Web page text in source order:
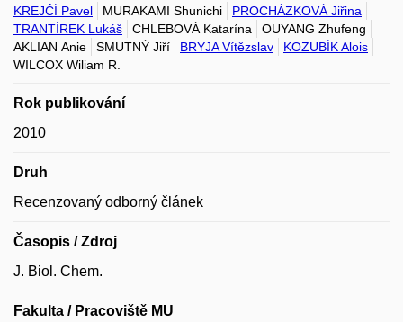
KREJČÍ Pavel MURAKAMI Shunichi
PROCHÁZKOVÁ Jiřina
TRANTÍREK Lukáš
CHLEBOVÁ Katarína
OUYANG Zhufeng
AKLIAN Anie
SMUTNÝ Jiří BRYJA Vítězslav
KOZUBÍK Alois
WILCOX Wiliam R.
Rok publikování
2010
Druh
Recenzovaný odborný článek
Časopis / Zdroj
J. Biol. Chem.
Fakulta / Pracoviště MU